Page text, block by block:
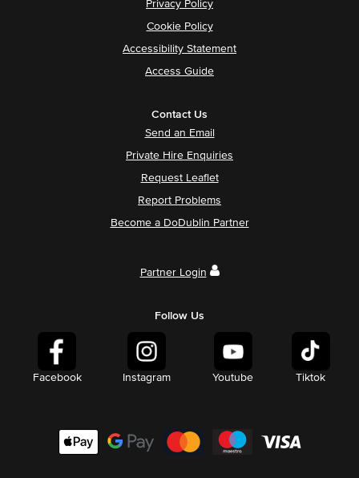
Privacy Policy
Cookie Policy
Accessibility Statement
Access Guide
Contact Us
Send an Email
Private Hire Enquiries
Request Leaflet
Report Problems
Become a DoDublin Partner
Partner Login
Follow Us
Facebook Instagram Youtube Tiktok